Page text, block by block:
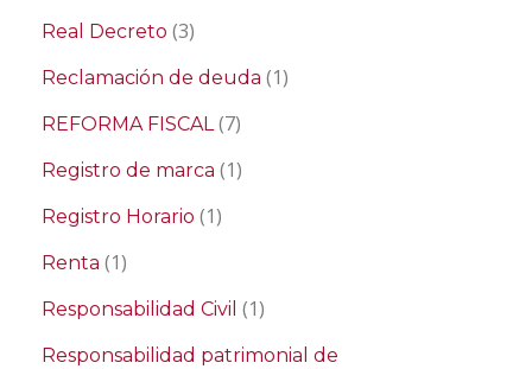
Real Decreto (3)
Reclamación de deuda (1)
REFORMA FISCAL(7)
Registro de marca (1)
Registro Horario (1)
Renta (1)
Responsabilidad Civil (1)
Responsabilidad patrimonial de